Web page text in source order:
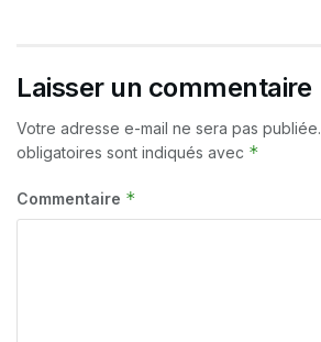
Laisser un commentaire
Votre adresse e-mail ne sera pas publiée.
obligatoires sont indiqués avec *
Commentaire *